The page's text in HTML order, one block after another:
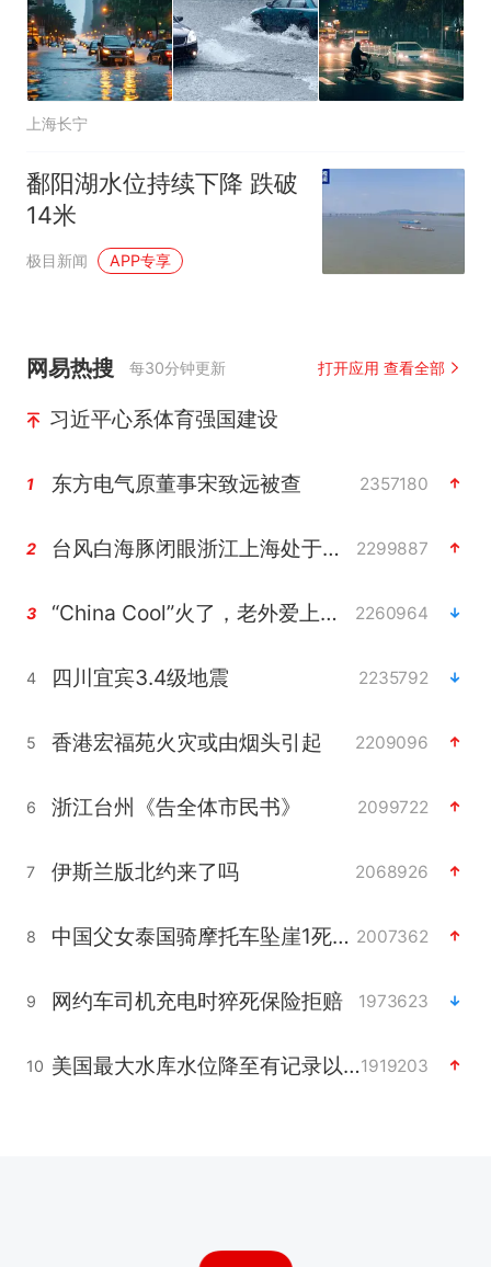
上海长宁
鄱阳湖水位持续下降 跌破
14米
极目新闻 APP专享
网易热搜 每30分钟更新 打开应用 查看全部
习近平心系体育强国建设
1 东方电气原董事宋致远被查 2357180
2 台风白海豚闭眼浙江上海处于危险半圆 2299887
3 “China Cool”火了，老外爱上中国避暑游 2260964
4 四川宜宾3.4级地震 2235792
5 香港宏福苑火灾或由烟头引起 2209096
6 浙江台州《告全体市民书》 2099722
7 伊斯兰版北约来了吗 2068926
8 中国父女泰国骑摩托车坠崖1死1伤 2007362
9 网约车司机充电时猝死保险拒赔 1973623
10 美国最大水库水位降至有记录以来最低1919203